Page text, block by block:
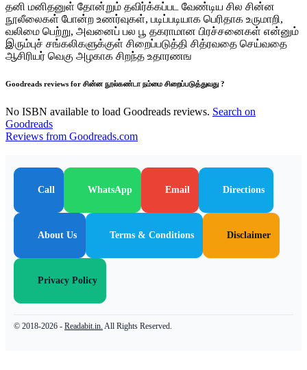
தனி மனிதனுள் தோன்றும் தவிர்க்கப்பட வேண்டிய சில சின்ன
நூலீலைகள் போன்ற உணர்வுகள், படிப்படியாக பெரிதாக உருமாறி,
வலிமை பெற்று, அவனைப் பல பூ தகராமான பிரச்சனைகள் என்னும்
இரும்புச் சங்கலிகளுக்குள் சிறைப்படுத்தி சித்ரவதை செய்வதை
ஆசிரியர் வெகு அழகாக சிறந்த உதாரணங
Goodreads reviews for சின்ன நூல்கண்டா நம்மை சிறைப்படுத்துவது ?
No ISBN available to load Goodreads reviews. Search on
Goodreads
Reviews from Goodreads.com
Call WhatsApp Email Directions
About Us Terms & Conditions Disclaimer
Privacy Policy
© 2018-2026 - Readabit.in. All Rights Reserved.